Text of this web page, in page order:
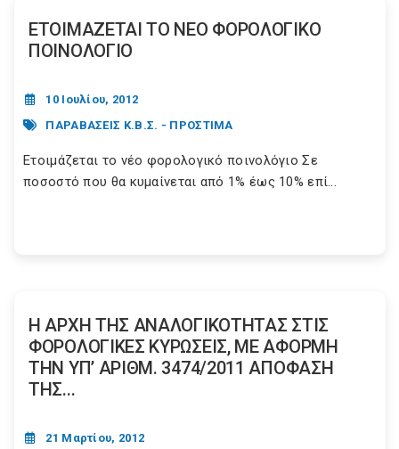
ΕΤΟΙΜΑΖΕΤΑΙ ΤΟ ΝΕΟ ΦΟΡΟΛΟΓΙΚΟ
ΠΟΙΝΟΛΟΓΙΟ
10 Ιουλίου, 2012
ΠΑΡΑΒΑΣΕΙΣ Κ.Β.Σ. - ΠΡΟΣΤΙΜΑ
Ετοιμάζεται το νέο φορολογικό ποινολόγιο Σε
ποσοστό που θα κυμαίνεται από 1% έως 10% επί...
Η ΑΡΧΗ ΤΗΣ ΑΝΑΛΟΓΙΚΟΤΗΤΑΣ ΣΤΙΣ
ΦΟΡΟΛΟΓΙΚΕΣ ΚΥΡΩΣΕΙΣ, ΜΕ ΑΦΟΡΜΗ
ΤΗΝ ΥΠ’ ΑΡΙΘΜ. 3474/2011 ΑΠΟΦΑΣΗ
ΤΗΣ...
21 Μαρτίου, 2012